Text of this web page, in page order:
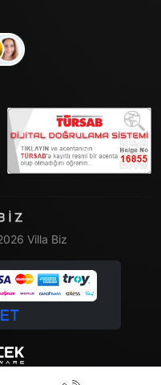
Villa Biz